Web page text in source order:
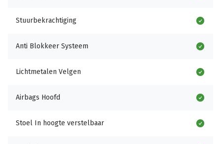
Stuurbekrachtiging
Anti Blokkeer Systeem
Lichtmetalen Velgen
Airbags Hoofd
Stoel In hoogte verstelbaar